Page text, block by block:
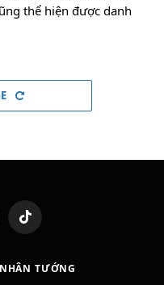
thể hiện được danh
TikTok
TƯỚNG